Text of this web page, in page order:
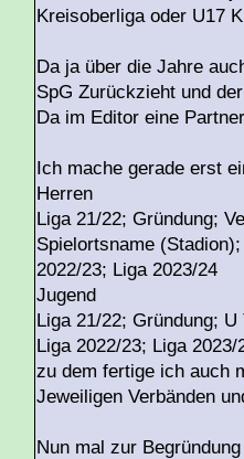
Kreisoberliga oder U17
Da ja über die Jahre
SpG Zurückzieht und
Da im Editor eine
Ich mache gerade erst
Herren
Liga 21/22; Gründung;
Spielortsname
2022/23; Liga 2023/24
Jugend
Liga 21/22; Gründung;
Liga 2022/23; Liga 2023/
zu dem fertige ich auch
Jeweiligen Verbänden
Nun mal zur